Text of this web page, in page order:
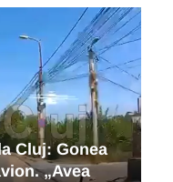
Cluj: Gonea
„Avea